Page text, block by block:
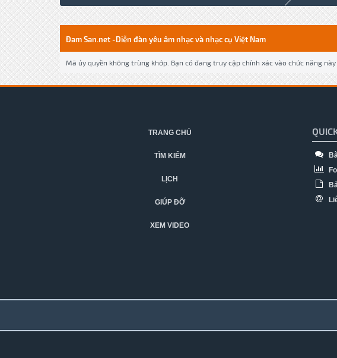
Đam San.net -Diễn đàn yêu âm nhạc và nhạc cụ Việt Nam
Mã ủy quyền không trùng khớp. Bạn có đang truy cập chính xác vào chức năng
TRANG CHỦ
TÌM KIẾM
LỊCH
GIÚP ĐỠ
XEM VIDEO